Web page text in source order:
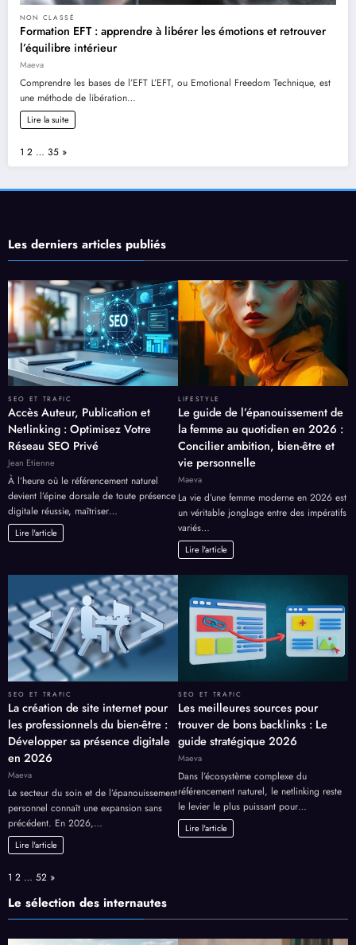
NON CLASSÉ
Formation EFT : apprendre à libérer les émotions et retrouver
l’équilibre intérieur
Maeva
Comprendre les bases de l’EFT L’EFT, ou Emotional Freedom Technique, est
une méthode de libération…
Lire la suite
Page:
1 2 … 35 Next
»
Les derniers articles publiés
SEO ET TRAFIC
Accès Auteur, Publication et
Netlinking : Optimisez Votre
Réseau SEO Privé
Jean Etienne
À l’heure où le référencement naturel
devient l’épine dorsale de toute présence
digitale réussie, maîtriser…
Lire l'article
LIFESTYLE
Le guide de l’épanouissement de
la femme au quotidien en 2026 :
Concilier ambition, bien-être et
vie personnelle
Maeva
La vie d’une femme moderne en 2026 est
un véritable jonglage entre des impératifs
variés…
Lire l'article
SEO ET TRAFIC
La création de site internet pour
les professionnels du bien-être :
Développer sa présence digitale
en 2026
Maeva
Le secteur du soin et de l’épanouissement
personnel connaît une expansion sans
précédent. En 2026,…
Lire l'article
SEO ET TRAFIC
Les meilleures sources pour
trouver de bons backlinks : Le
guide stratégique 2026
Maeva
Dans l’écosystème complexe du
référencement naturel, le netlinking reste
le levier le plus puissant pour…
Lire l'article
Page:
1 2 … 52 Next
»
Le sélection des internautes